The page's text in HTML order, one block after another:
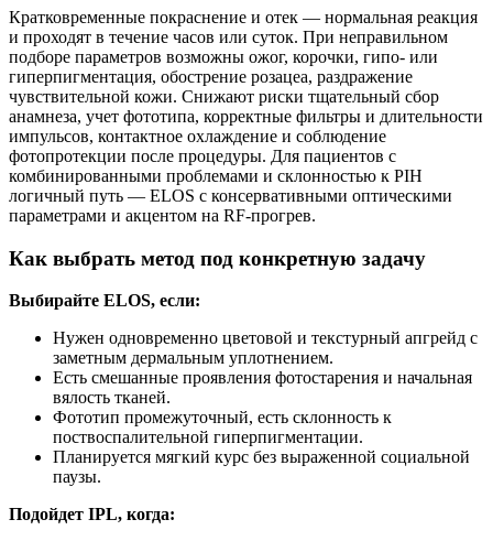
Кратковременные покраснение и отек — нормальная реакция
и проходят в течение часов или суток. При неправильном
подборе параметров возможны ожог, корочки, гипо‑ или
гиперпигментация, обострение розацеа, раздражение
чувствительной кожи. Снижают риски тщательный сбор
анамнеза, учет фототипа, корректные фильтры и длительности
импульсов, контактное охлаждение и соблюдение
фотопротекции после процедуры. Для пациентов с
комбинированными проблемами и склонностью к PIH
логичный путь — ELOS с консервативными оптическими
параметрами и акцентом на RF‑прогрев.
Как выбрать метод под конкретную задачу
Выбирайте ELOS, если:
Нужен одновременно цветовой и текстурный апгрейд с
заметным дермальным уплотнением.
Есть смешанные проявления фотостарения и начальная
вялость тканей.
Фототип промежуточный, есть склонность к
поствоспалительной гиперпигментации.
Планируется мягкий курс без выраженной социальной
паузы.
Подойдет IPL, когда: